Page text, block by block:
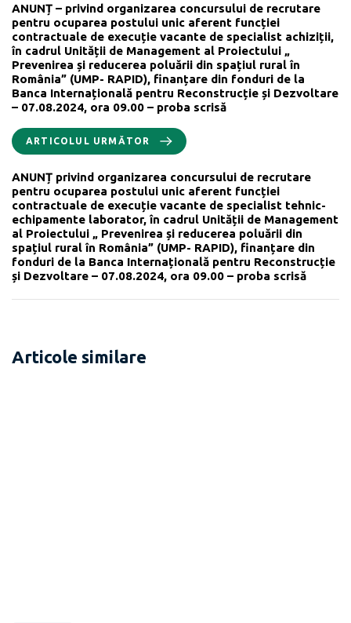
ANUNȚ – privind organizarea concursului de recrutare
pentru ocuparea postului unic aferent funcției
contractuale de execuție vacante de specialist achiziții,
în cadrul Unității de Management al Proiectului „
Prevenirea și reducerea poluării din spațiul rural în
România” (UMP- RAPID), finanțare din fonduri de la
Banca Internațională pentru Reconstrucție și Dezvoltare
– 07.08.2024, ora 09.00 – proba scrisă
ARTICOLUL URMĂTOR
ANUNȚ privind organizarea concursului de recrutare
pentru ocuparea postului unic aferent funcției
contractuale de execuție vacante de specialist tehnic-
echipamente laborator, în cadrul Unității de Management
al Proiectului „ Prevenirea și reducerea poluării din
spațiul rural în România” (UMP- RAPID), finanțare din
fonduri de la Banca Internațională pentru Reconstrucție
și Dezvoltare – 07.08.2024, ora 09.00 – proba scrisă
Articole similare